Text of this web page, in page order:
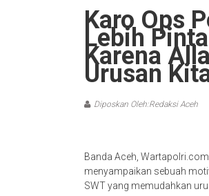
Karo Ops
Lebih
Karena
Urusan
Diposkan Oleh:Redaksi Aceh
Banda Aceh,
menyampaikan sebuah
SWT yang memudahkan